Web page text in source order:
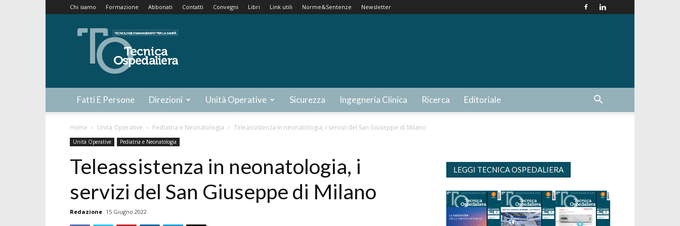
Chi siamo Formazione Abbonati Contatti Convegni Libri Link utili Norme&Sentenze Newsletter
Tecnica
Ospedaliera
Fatti E Persone Direzioni Unità Operative Sicurezza Ingegneria Clinica Ricerca Editoriale
Home Unità Operative Pediatria e Neonatologia Teleassistenza in neonatologia, i servizi del San Giuseppe di Milano
Unità Operative Pediatria e Neonatologia
Teleassistenza in neonatologia, i
servizi del San Giuseppe di Milano
Redazione 15 Giugno 2022
LEGGI TECNICA OSPEDALIERA